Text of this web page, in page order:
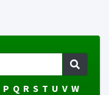
P Q R S T U V W